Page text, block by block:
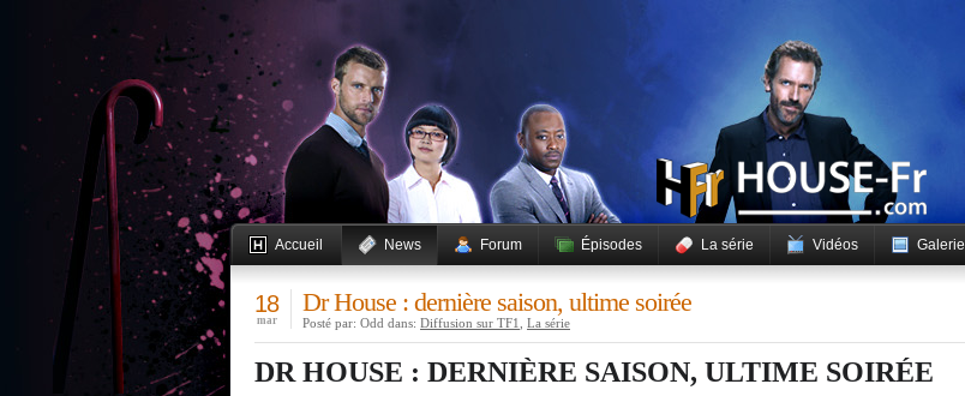
Accueil News Forum Épisodes La série Vidéos Galerie
Dr House : dernière saison, ultime soirée
18
mar Posté par: Odd dans: Diffusion sur TF1 La série
DR HOUSE : DERNIÈRE SAISON, ULTIME SOIRÉE